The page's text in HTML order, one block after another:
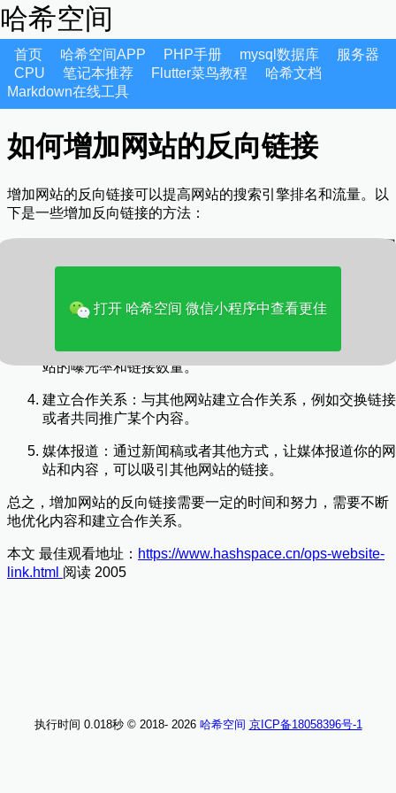
哈希空间
首页 哈希空间APP PHP手册 mysql数据库
服务器
CPU
笔记本推荐 Flutter菜鸟教程
哈希文档
Markdown在线工具
如何增加网站的反向链接
增加网站的反向链接可以提高网站的搜索引擎排名和流量。以
下是一些增加反向链接的方法：
内容优化：创建高质量、有价值的内容，可以吸引其他网
站的链接。
吸引其他网站的链接。
网站目录：将网站提交到相关的网站目录中，可以增加网
站的曝光率和链接数量。
建立合作关系：与其他网站建立合作关系，例如交换链接
或者共同推广某个内容。
媒体报道：通过新闻稿或者其他方式，让媒体报道你的网
站和内容，可以吸引其他网站的链接。
总之，增加网站的反向链接需要一定的时间和努力，需要不断
地优化内容和建立合作关系。
本文 最佳观看地址： https://www.hashspace.cn/ops-website-
link.html 阅读 2005
打开 哈希空间 微信小程序中查看更佳
执行时间 0.018秒 © 2018- 2026 哈希空间 京ICP备18058396号-1